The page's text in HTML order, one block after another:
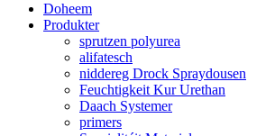
Doheem
Produkter
sprutzen polyurea
alifatesch
niddereg Drock Spraydousen
Feuchtigkeit Kur Urethan
Daach Systemer
primers